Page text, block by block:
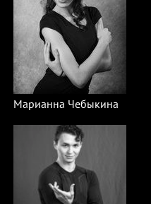
Марианна Чебыкина